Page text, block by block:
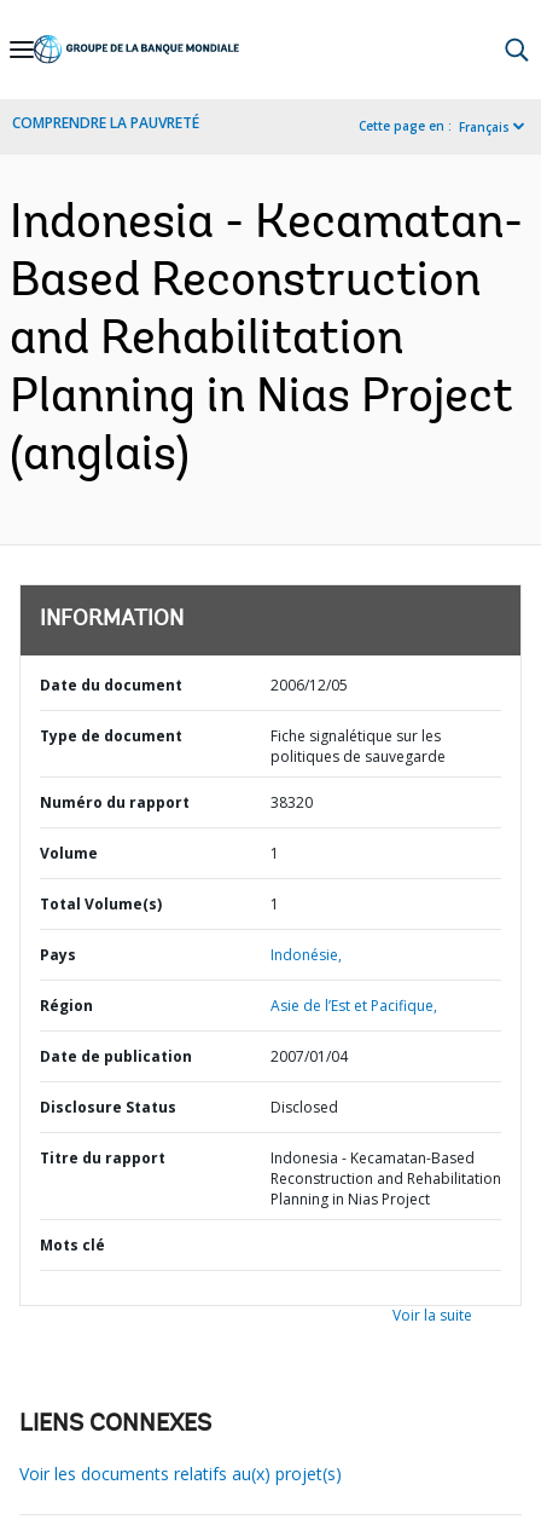
Skip
Navigation
COMPRENDRE LA PAUVRETÉ Cette page en : Français
Indonesia - Kecamatan-
Based Reconstruction
and Rehabilitation
Planning in Nias Project
(anglais)
INFORMATION
Date du document 2006/12/05
Type de document
Fiche signalétique sur les
politiques de sauvegarde
Numéro du rapport 38320
Volume 1
Total Volume(s) 1
Pays Indonésie,
Région Asie de l’Est et Pacifique,
Date de publication 2007/01/04
Disclosure Status Disclosed
Titre du rapport
Indonesia - Kecamatan-Based
Reconstruction and Rehabilitation
Planning in Nias Project
Mots clé
Voir la suite
LIENS CONNEXES
Voir les documents relatifs au(x) projet(s)